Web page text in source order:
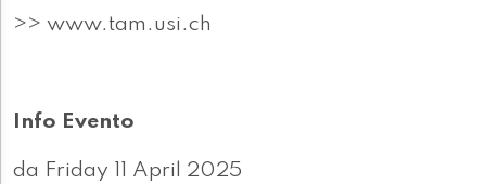
>> www.tam.usi.ch
Info Evento
da Friday 11 April 2025